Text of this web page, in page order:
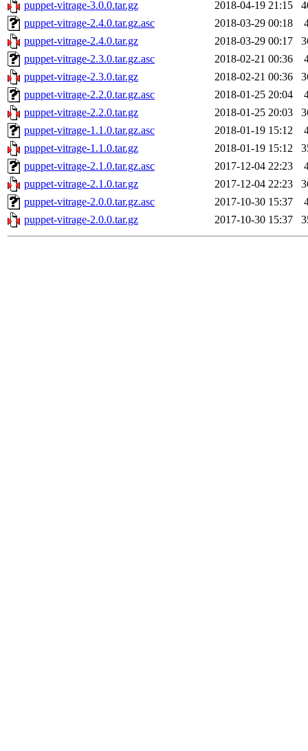
puppet-vitrage-3.0.0.tar.gz
2018-04-19 21:15
puppet-vitrage-2.4.0.tar.gz.asc
2018-03-29 00:18
puppet-vitrage-2.4.0.tar.gz
2018-03-29 00:17
puppet-vitrage-2.3.0.tar.gz.asc
2018-02-21 00:36
puppet-vitrage-2.3.0.tar.gz
2018-02-21 00:36
puppet-vitrage-2.2.0.tar.gz.asc
2018-01-25 20:04
puppet-vitrage-2.2.0.tar.gz
2018-01-25 20:03
puppet-vitrage-1.1.0.tar.gz.asc
2018-01-19 15:12
puppet-vitrage-1.1.0.tar.gz
2018-01-19 15:12
puppet-vitrage-2.1.0.tar.gz.asc
2017-12-04 22:23
puppet-vitrage-2.1.0.tar.gz
2017-12-04 22:23
puppet-vitrage-2.0.0.tar.gz.asc
2017-10-30 15:37
puppet-vitrage-2.0.0.tar.gz
2017-10-30 15:37